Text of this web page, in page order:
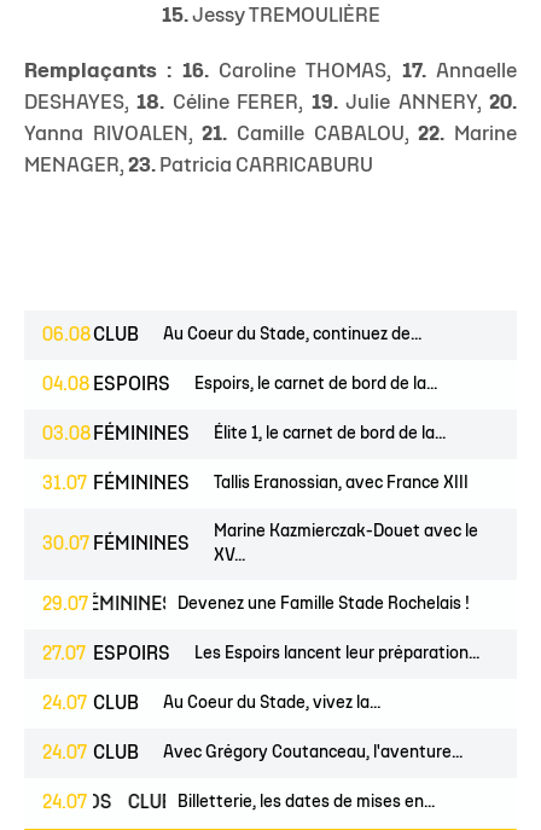
15. Jessy TREMOULIÈRE
Remplaçants : 16.Caroline THOMAS, 17.Annaelle
DESHAYES,18. Céline FERER, 19.Julie ANNERY,20.
Yanna RIVOALEN,21. Camille CABALOU,22. Marine
MENAGER, 23. Patricia CARRICABURU
06.08CLUB Au Coeur du Stade, continuez de...
04.08 ESPOIRS Espoirs, le carnet de bord de la...
03.08 FÉMININES Élite 1, le carnet de bord de la...
31.07 FÉMININES Tallis Eranossian, avec France XIII
30.07 FÉMININES
Marine Kazmierczak-Douet avec le
XV...
29.07
FÉMININES CLUBDevenez une Famille Stade Rochelais !
27.07 ESPOIRS Les Espoirs lancent leur préparation...
24.07 CLUB Au Coeur du Stade, vivez la...
24.07 CLUB Avec Grégory Coutanceau, l'aventure...
24.07
PROS CLUB Billetterie, les dates de mises en...